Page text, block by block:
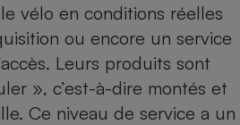
vélo en conditions réelles
ou encore un service
Leurs produits sont
», c’est-à-dire montés et
Ce niveau de service a un
Cafetière à expressos